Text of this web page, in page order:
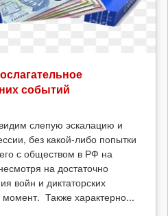
событий
слепую эскалацию и
без какой-либо попытки
с обществом в РФ на
на достаточно
войн и диктаторских
Также характерно...